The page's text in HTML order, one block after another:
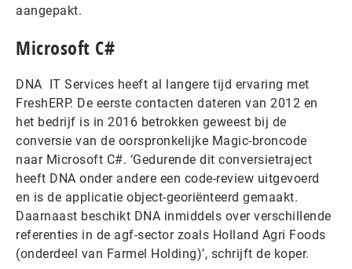
aangepakt.
Microsoft C#
DNA IT Services heeft al langere tijd ervaring met
FreshERP. De eerste contacten dateren van 2012 en
het bedrijf is in 2016 betrokken geweest bij de
conversie van de oorspronkelijke Magic-broncode
naar Microsoft C#. ‘Gedurende dit conversietraject
heeft DNA onder andere een code-review uitgevoerd
en is de applicatie object-georiënteerd gemaakt.
Daarnaast beschikt DNA inmiddels over verschillende
referenties in de agf-sector zoals Holland Agri Foods
(onderdeel van Farmel Holding)’, schrijft de koper.